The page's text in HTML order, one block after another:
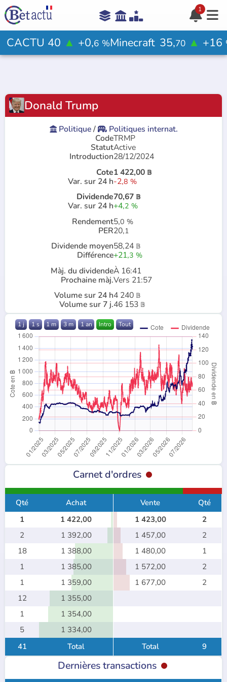
   
1 
 Aide
Rejoindre le jeu
CACTU 40 ▲ +0,6 %Minecraft 35,70 ▲ +16
Donald Trump
Politique/ Politiques internat.
CodeTRMP
StatutActive
Introduction28/12/2024
Cote1 422,00 𝔹
Var. sur 24 h-2,8 %
Dividende70,67 𝔹
Var. sur 24 h+4,2 %
Rendement5,0 %
PER20,1
Dividende moyen58,24 𝔹
Différence+21,3 %
Màj. du dividendeÀ 16:41
Prochaine màj.Vers 21:57
Volume sur 24 h4 240 𝔹
Volume sur 7 j.46 153 𝔹
1 j 1 s 1 m 3 m 1 an Intro Tout
Carnet d'ordres
Qté
Achat
1
1 422,00
2
1 392,00
18
1 388,00
1
1 385,00
1
1 359,00
12
1 355,00
1
1 354,00
5
1 334,00
41
Total
Vente
Qté
1 423,00
2
1 457,00
2
1 480,00
1
1 572,00
2
1 677,00
2
Total 9
Dernières transactions